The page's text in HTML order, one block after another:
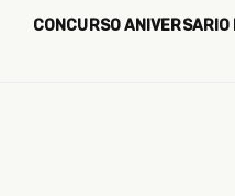
CONCURSO